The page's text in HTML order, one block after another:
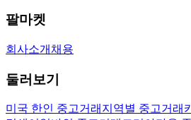
팔마켓
회사소개 채용
둘러보기
미국 한인 중고거래 지역별 중고거래